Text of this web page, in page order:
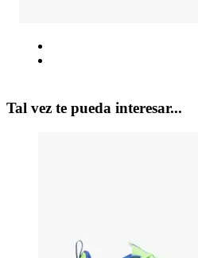
Tal vez te pueda interesar...